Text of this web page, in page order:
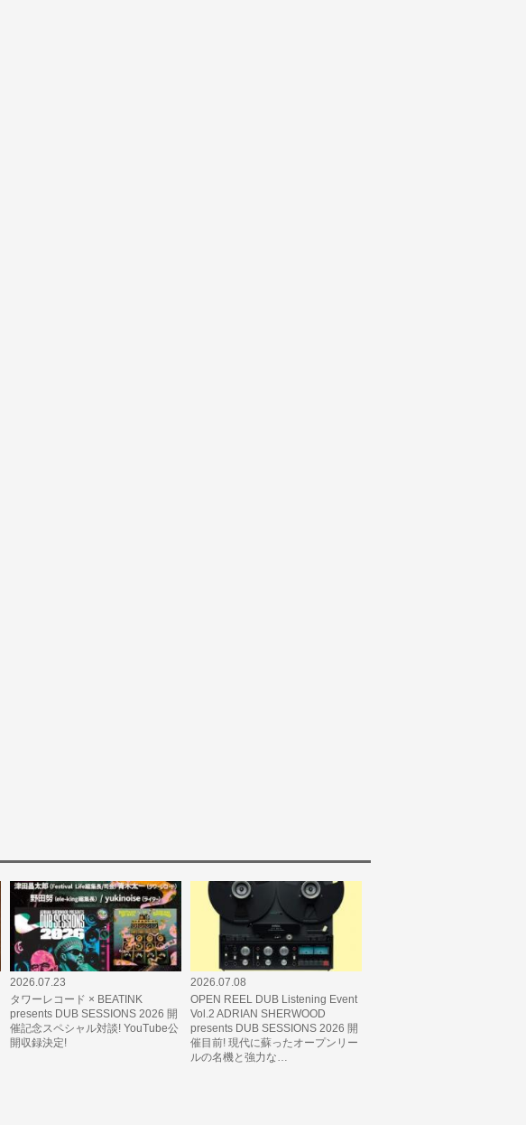
2026.07.23
タワーレコード × BEATINK
presents DUB SESSIONS 2026 開
催記念スペシャル対談! YouTube公
開収録決定!
2026.07.08
OPEN REEL DUB Listening Event
Vol.2 ADRIAN SHERWOOD
presents DUB SESSIONS 2026 開
催目前! 現代に蘇ったオープンリー
ルの名機と強力な…